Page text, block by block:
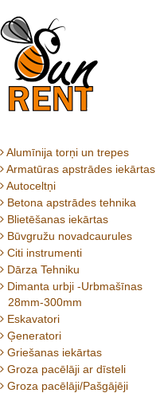
Alumīnija torņi un trepes
Armatūras apstrādes iekārtas
Autoceltņi
Betona apstrādes tehnika
Blietēšanas iekārtas
Būvgružu novadcaurules
Citi instrumenti
Dārza Tehniku
Dimanta urbji -Urbmašīnas
28mm-300mm
Eskavatori
Ģeneratori
Griešanas iekārtas
Groza pacēlāji ar dīsteli
Groza pacēlāji/Pašgājēji